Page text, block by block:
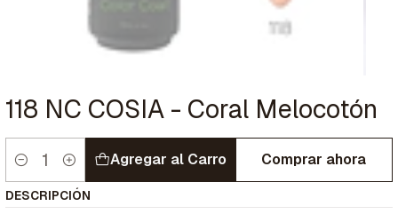
118 NC COSIA - Coral Melocotón
Cantidad
Agregar al Carro Comprar ahora
DESCRIPCIÓN